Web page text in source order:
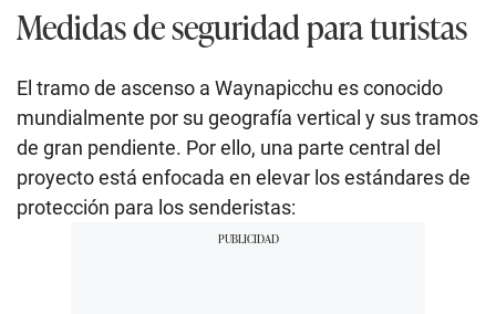
Medidas de seguridad para turistas
El tramo de ascenso a Waynapicchu es conocido
mundialmente por su geografía vertical y sus tramos
de gran pendiente. Por ello, una parte central del
proyecto está enfocada en elevar los estándares de
protección para los senderistas: